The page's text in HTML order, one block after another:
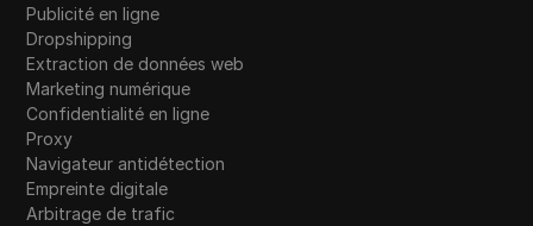
Publicité en ligne
Dropshipping
Extraction de données web
Marketing numérique
Confidentialité en ligne
Proxy
Navigateur antidétection
Empreinte digitale
Arbitrage de trafic